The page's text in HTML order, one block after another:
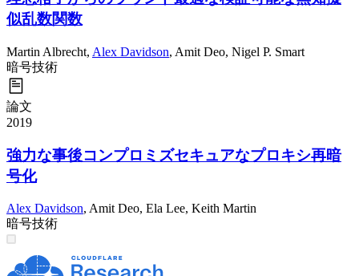
似乱数関数
Martin Albrecht, Alex Davidson, Amit Deo, Nigel P. Smart
暗号技術
論文
2019
強力な事後コンプロミズセキュアなプロキシ再暗
号化
Alex Davidson, Amit Deo, Ela Lee, Keith Martin
暗号技術